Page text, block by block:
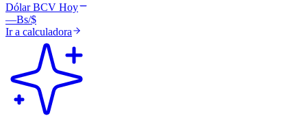
Dólar BCV Hoy
—Bs/$
Ir a calculadora